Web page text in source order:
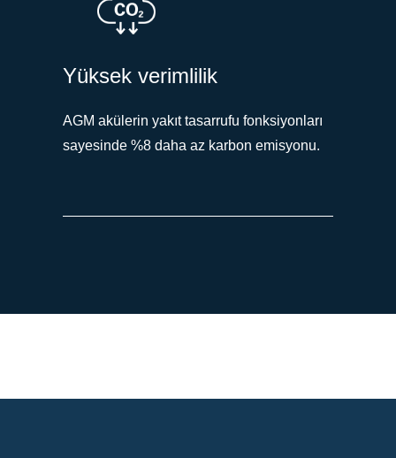
Yüksek verimlilik
AGM akülerin yakıt tasarrufu fonksiyonları
sayesinde %8 daha az karbon emisyonu.